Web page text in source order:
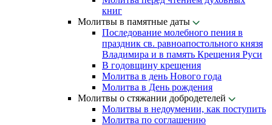
книг
Молитвы в памятные даты
Последование молебного пения в
праздник св. равноапостольного князя
Владимира и в память Крещения Руси
В годовщину крещения
Молитва в день Нового года
Молитва в День рождения
Молитвы о стяжании добродетелей
Молитвы в недоумении, как поступить
Молитва по соглашению